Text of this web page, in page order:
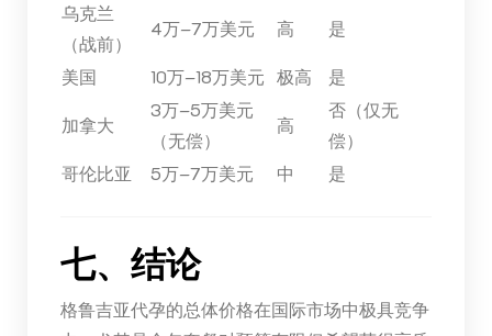
乌克兰
（战前）
4万–7万美元 高 是
美国 10万–18万美元 极高 是
加拿大
3万–5万美元
（无偿）
高
否（仅无
偿）
哥伦比亚
5万–7万美元 中 是
七、结论
格鲁吉亚代孕的总体价格在国际市场中极具竞争